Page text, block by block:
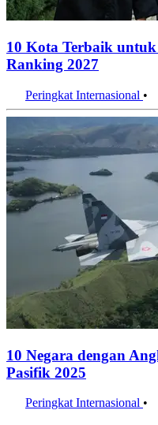
10 Kota Terbaik untuk
Ranking 2027
Peringkat Internasional •
10 Negara dengan
Pasifik 2025
Peringkat Internasional •